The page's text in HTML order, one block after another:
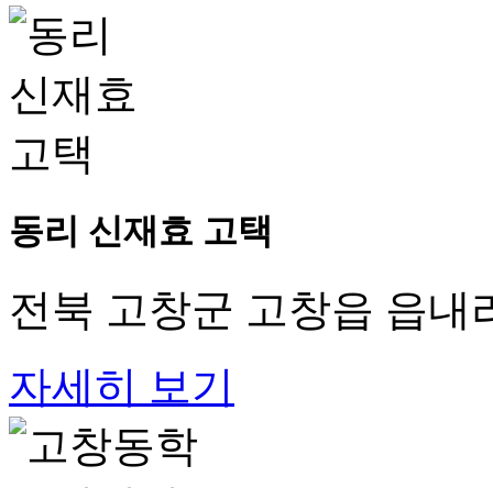
동리 신재효 고택
전북 고창군 고창읍 읍내
자세히 보기